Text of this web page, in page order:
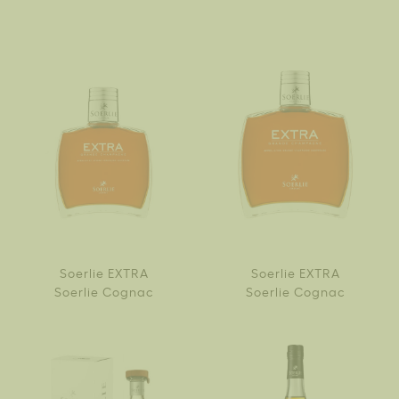
Soerlie EXTRA
Soerlie Cognac
Soerlie EXTRA
Soerlie Cognac